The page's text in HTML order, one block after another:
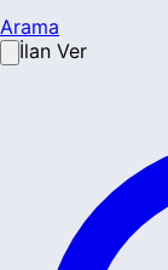
Arama
İlan Ver